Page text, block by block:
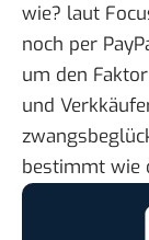
wie? laut
noch per
um den
und
bestimmt wie